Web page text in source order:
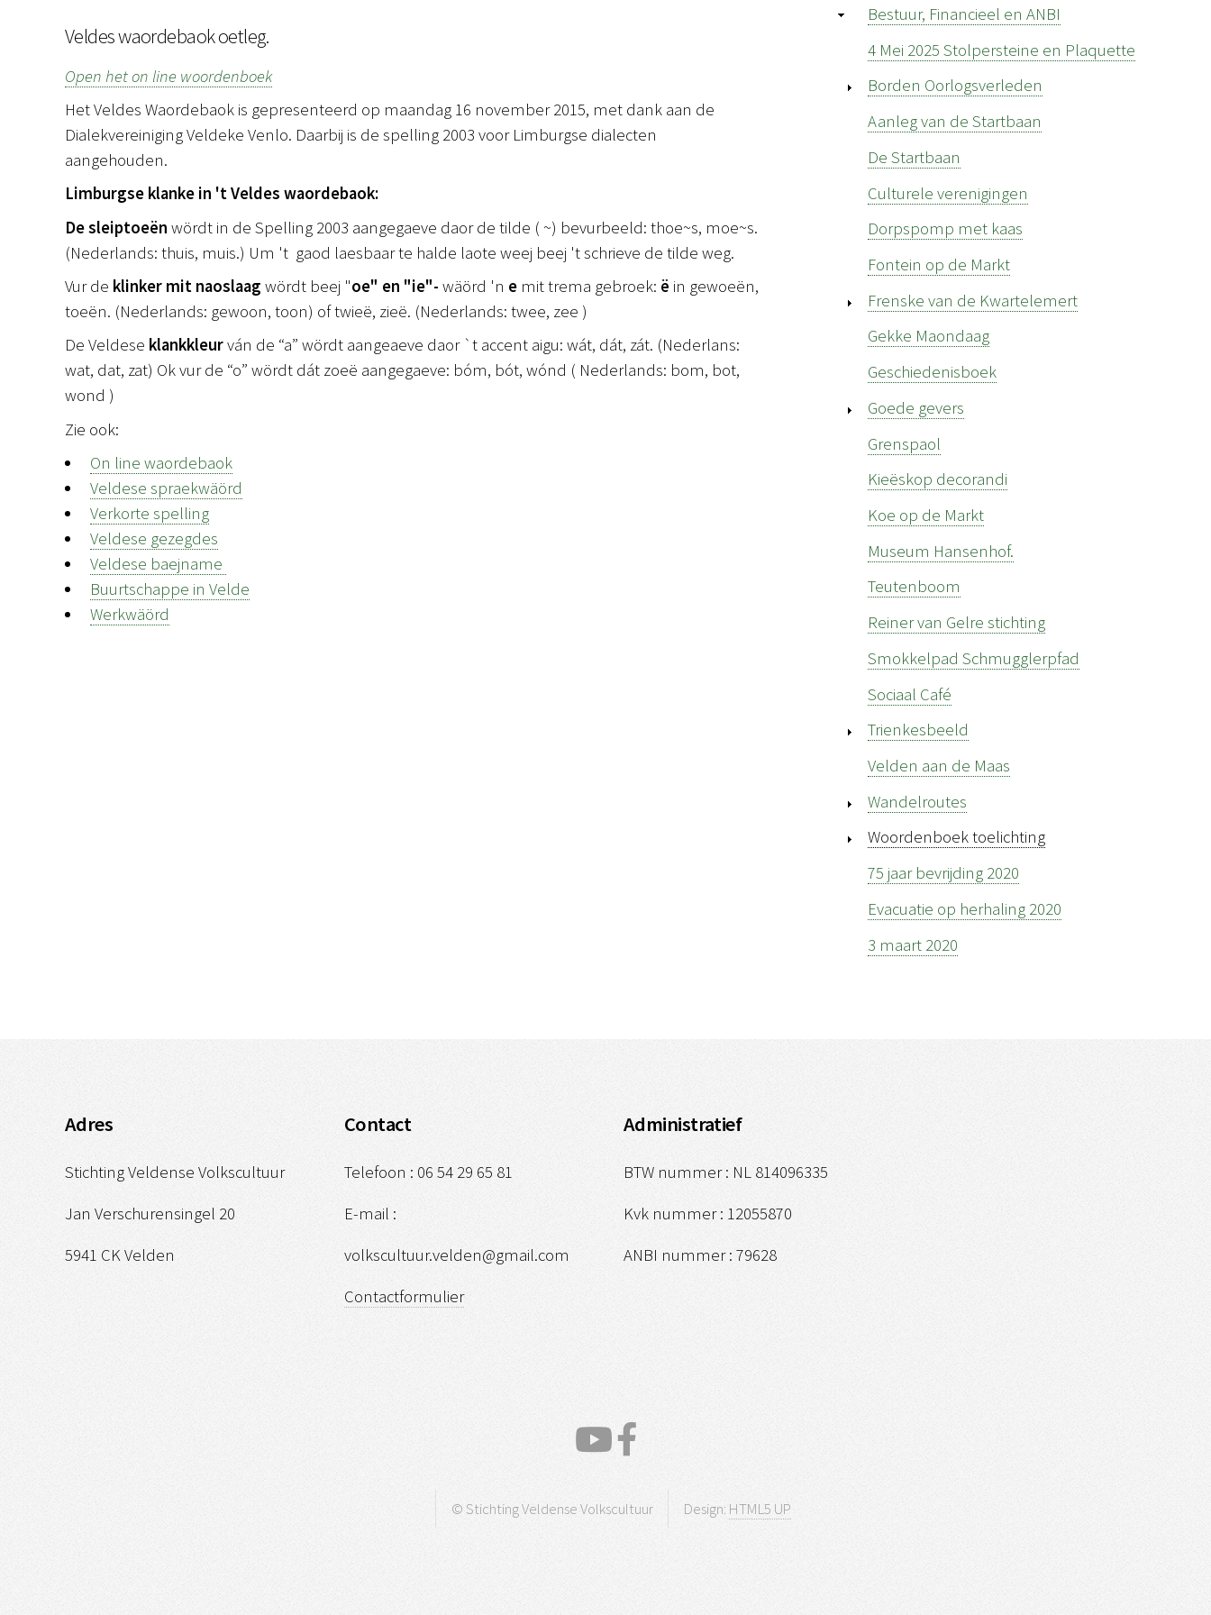
Veldes waordebaok oetleg.
Open het on line woordenboek
Het Veldes Waordebaok is gepresenteerd op maandag 16 november 2015, met dank aan de
Dialekvereiniging Veldeke Venlo. Daarbij is de spelling 2003 voor Limburgse dialecten
aangehouden.
Limburgse klanke in 't Veldes waordebaok:
De sleiptoeën wördt in de Spelling 2003 aangegaeve daor de tilde ( ~) bevurbeeld: thoe~s, moe~s.
(Nederlands: thuis, muis.) Um 't gaod laesbaar te halde laote weej beej 't schrieve de tilde weg.
Vur de klinker mit naoslaag wördt beej "oe" en "ie"- wäörd 'n e mit trema gebroek: ë in gewoeën,
toeën. (Nederlands: gewoon, toon) of twieë, zieë. (Nederlands: twee, zee )
De Veldese klankkleurván de “a” wördt aangeaeve daor `t accent aigu: wát, dát, zát. (Nederlans:
wat, dat, zat) Ok vur de “o” wördt dát zoeë aangegaeve: bóm, bót, wónd ( Nederlands: bom, bot,
wond )
Zie ook:
On line waordebaok
Veldese spraekwäörd
Verkorte spelling
Veldese gezegdes
Veldese baejname
Buurtschappe in Velde
Werkwäörd
Bestuur, Financieel en ANBI
4 Mei 2025 Stolpersteine en Plaquette
Borden Oorlogsverleden
Aanleg van de Startbaan
De Startbaan
Culturele verenigingen
Dorpspomp met kaas
Fontein op de Markt
Frenske van de Kwartelemert
Gekke Maondaag
Geschiedenisboek
Goede gevers
Grenspaol
Kieëskop decorandi
Koe op de Markt
Museum Hansenhof.
Teutenboom
Reiner van Gelre stichting
Smokkelpad Schmugglerpfad
Sociaal Café
Trienkesbeeld
Velden aan de Maas
Wandelroutes
Woordenboek toelichting
75 jaar bevrijding 2020
Evacuatie op herhaling 2020
3 maart 2020
Adres
Stichting Veldense Volkscultuur
Jan Verschurensingel 20
5941 CK Velden
Contact
Telefoon : 06 54 29 65 81
E-mail :
volkscultuur.velden@gmail.com
Contactformulier
Administratief
BTW nummer : NL 814096335
Kvk nummer : 12055870
ANBI nummer : 79628
© Stichting Veldense Volkscultuur Design: HTML5 UP